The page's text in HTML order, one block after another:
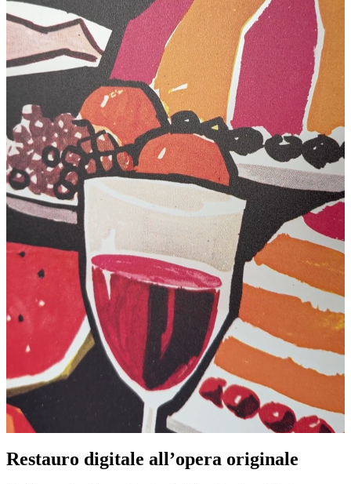
Restauro digitale all’opera originale